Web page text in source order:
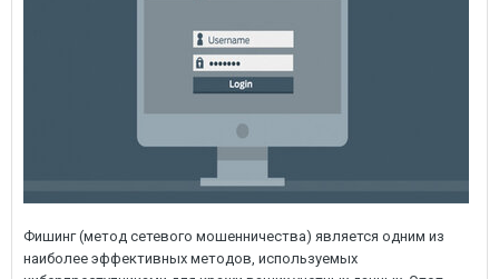
Фишинг (метод сетевого мошенничества) является одним из
наиболее эффективных методов, используемых